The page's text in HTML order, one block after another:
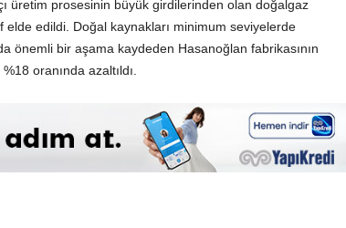
üretim prosesinin büyük girdilerinden olan doğalgaz
edildi. Doğal kaynakları minimum seviyelerde
önemli bir aşama kaydeden Hasanoğlan fabrikasının
oranında azaltıldı.